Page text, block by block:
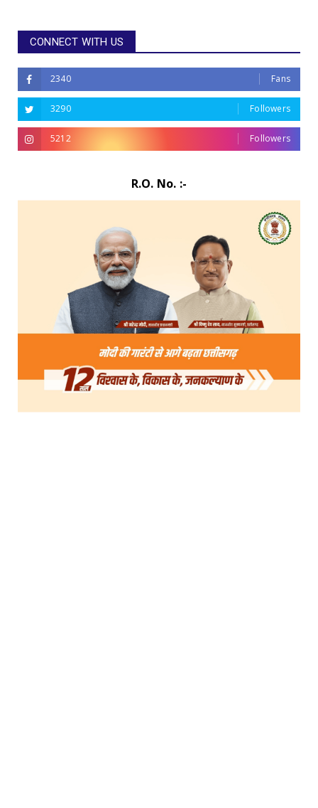
CONNECT WITH US
2340 Fans
3290 Followers
5212 Followers
R.O. No. :-